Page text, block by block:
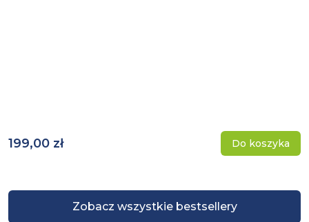
Zobacz wszystkie bestsellery
199,00 zł Do koszyka